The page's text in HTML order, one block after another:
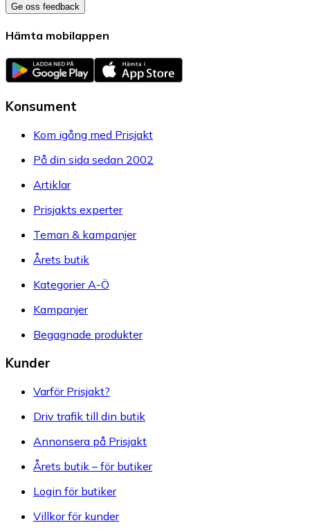
Ge oss feedback
Hämta mobilappen
Konsument
Kom igång med Prisjakt
På din sida sedan 2002
Artiklar
Prisjakts experter
Teman & kampanjer
Årets butik
Kategorier A-Ö
Kampanjer
Begagnade produkter
Kunder
Varför Prisjakt?
Driv trafik till din butik
Annonsera på Prisjakt
Årets butik – för butiker
Login för butiker
Villkor för kunder